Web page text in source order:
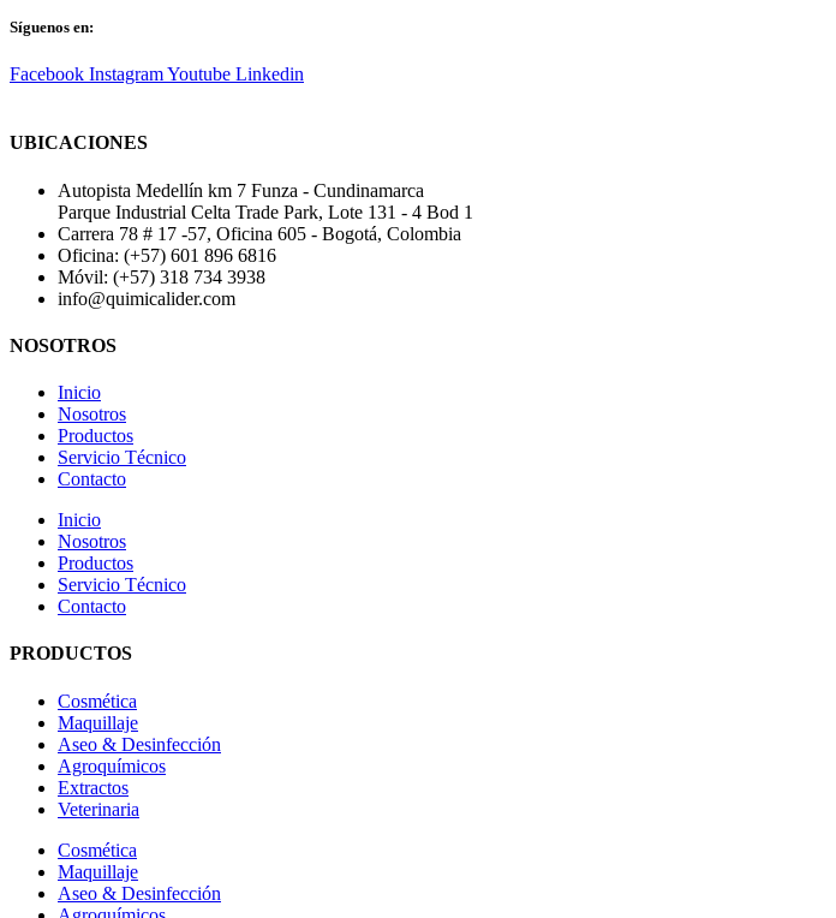
Síguenos en:
Facebook InstagramYoutube Linkedin
UBICACIONES
Autopista Medellín km 7 Funza - Cundinamarca
Parque Industrial Celta Trade Park, Lote 131 - 4 Bod 1
Carrera 78 # 17 -57, Oficina 605 - Bogotá, Colombia
Oficina: (+57) 601 896 6816
Móvil: (+57) 318 734 3938
info@quimicalider.com
NOSOTROS
Inicio
Nosotros
Productos
Servicio Técnico
Contacto
Inicio
Nosotros
Productos
Servicio Técnico
Contacto
PRODUCTOS
Cosmética
Maquillaje
Aseo & Desinfección
Agroquímicos
Extractos
Veterinaria
Cosmética
Maquillaje
Aseo & Desinfección